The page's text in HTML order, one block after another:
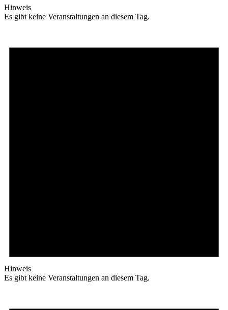
Hinweis
Es gibt keine Veranstaltungen an diesem Tag.
Hinweis
Es gibt keine Veranstaltungen an diesem Tag.